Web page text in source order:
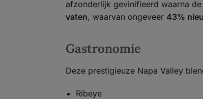
afzonderlijk gevinifieerd waarna
vaten, waarvan ongeveer 43%
Gastronomie
Deze prestigieuze Napa Valley
Ribeye